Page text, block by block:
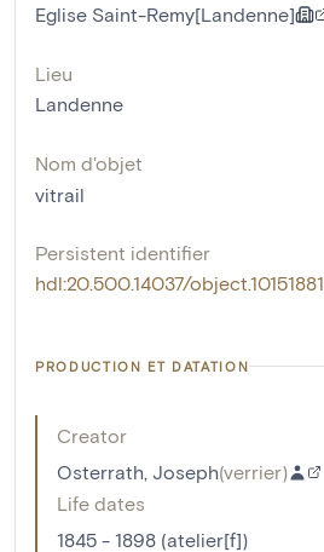
Eglise Saint-Remy[Landenne]
Lieu
Landenne
Nom d'objet
vitrail
Persistent identifier
hdl:20.500.14037/object.10151881
PRODUCTION ET DATATION
Creator
Osterrath, Joseph(verrier)
Life dates
1845 - 1898 (atelier[f])